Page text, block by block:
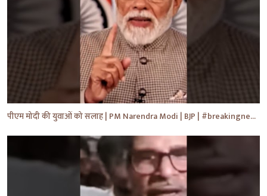
पीएम मोदी की युवाओं को सलाह | PM Narendra Modi | BJP | #breakingnews #shorts #yt #news